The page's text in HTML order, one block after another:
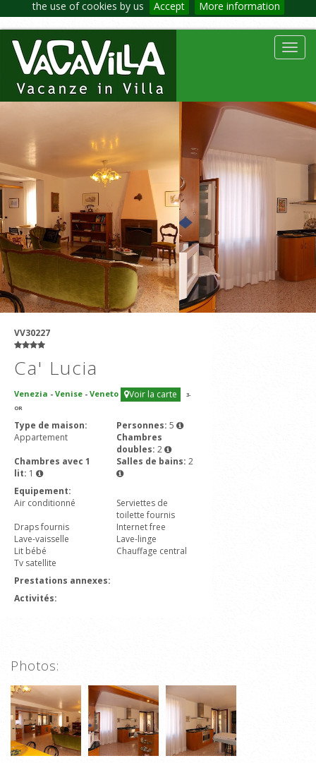
the use of cookies by us Accept More information
VV30227
Ca' Lucia
Venezia - Venise - Veneto Voir la carte 3-
OR
Type de maison:
Appartement
Personnes: 5
Chambres
doubles: 2
Chambres avec 1
lit: 1
Salles de bains: 2
Equipement:
Air conditionné
Serviettes de
toilette fournis
Draps fournis
Internet free
Lave-vaisselle
Lave-linge
Lit bébé
Chauffage central
Tv satellite
Prestations annexes:
Activités:
Photos: